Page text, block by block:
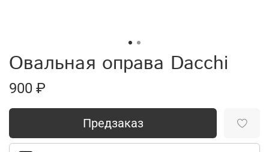
Овальная оправа Dacchi
900 ₽
Предзаказ